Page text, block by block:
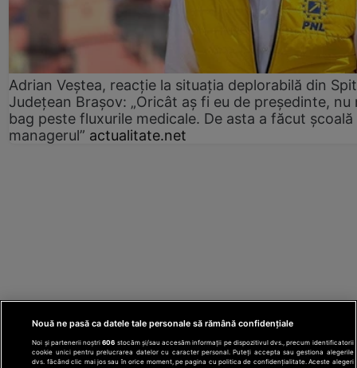
Adrian Veștea, reacție la situația deplorabilă din
Județean Brașov: „Oricât aș fi eu de președinte, nu
bag peste fluxurile medicale. De asta a făcut școală
managerul” actualitate.net
Nouă ne pasă ca datele tale personale să rămână confidențiale
Noi și partenerii noștri606 stocăm și/sau accesăm informații pe dispozitivul dvs., precum identificatorii
cookie unici pentru prelucrarea datelor cu caracter personal. Puteți accepta sau gestiona alegerile
dvs. făcând clic mai jos sau în orice moment, pe pagina cu politica de confidențialitate. Aceste alegeri